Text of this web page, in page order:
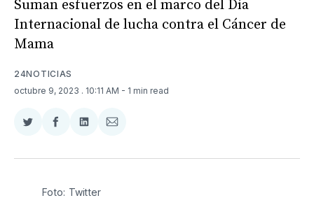
Suman esfuerzos en el marco del Día
Internacional de lucha contra el Cáncer de
Mama
24NOTICIAS
octubre 9, 2023 . 10:11 AM - 1 min read
Compartir
Twitter
Compartir
Facebook
Compartir
LinkedIn
Compartir
Email
Foto: Twitter